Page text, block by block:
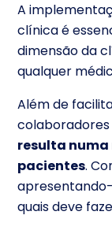
A
clínica é
dimensão da
qualquer
Além de
resulta numa
pacientes.
quais deve